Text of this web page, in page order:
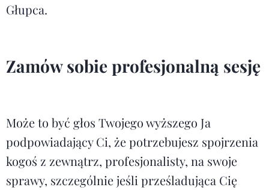
Głupca.
Zamów sobie profesjonalną sesję
Może to być głos Twojego wyższego Ja
podpowiadający Ci, że potrzebujesz spojrzenia
kogoś z zewnątrz, profesjonalisty, na swoje
sprawy, szczególnie jeśli prześladująca Cię